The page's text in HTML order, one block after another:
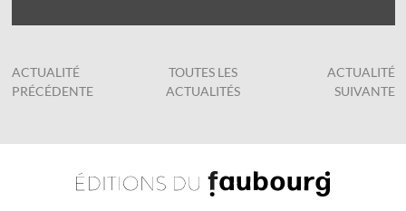
ACTUALITÉ
PRÉCÉDENTE
TOUTES LES
ACTUALITÉS
ACTUALITÉ
SUIVANTE